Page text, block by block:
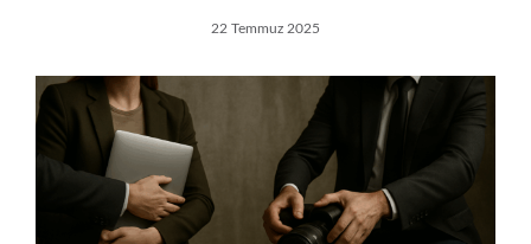
22 Temmuz 2025